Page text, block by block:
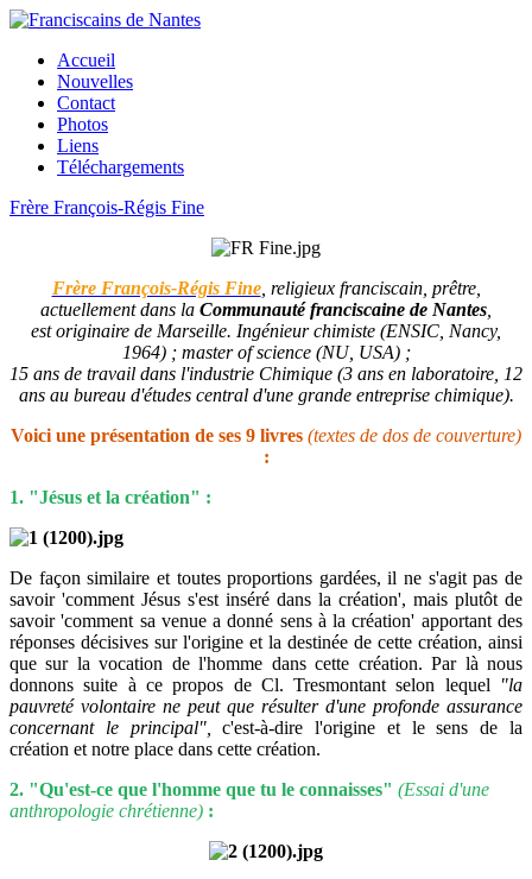
Accueil
Nouvelles
Contact
Photos
Liens
Téléchargements
Frère François-Régis Fine
Frère François-Régis Fine, religieux franciscain, prêtre,
actuellement dans la Communauté franciscaine de Nantes
est originaire de Marseille. Ingénieur chimiste (ENSIC, Nancy,
1964) ; master of science (NU, USA) ;
15 ans de travail dans l'industrie Chimique (3 ans en laboratoire, 12
ans au bureau d'études central d'une grande entreprise chimique).
Voici une présentation de ses 9 livres (textes de dos de couverture)
:
1. "Jésus et la création" :
De façon similaire et toutes proportions gardées, il ne s'agit pas de
savoir 'comment Jésus s'est inséré dans la création', mais plutôt de
savoir 'comment sa venue a donné sens à la création' apportant des
réponses décisives sur l'origine et la destinée de cette création, ainsi
que sur la vocation de l'homme dans cette création. Par là nous
donnons suite à ce propos de Cl. Tresmontant selon lequel
"la
pauvreté volontaire ne peut que résulter d'une profonde assurance
concernant le principal",c'est-à-dire l'origine et le sens de la
création et notre place dans cette création.
2. "Qu'est-ce que l'homme que tu le connaisses" (Essai d'une
anthropologie chrétienne) :